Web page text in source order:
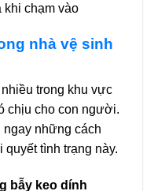
khi chạm vào
nhà vệ sinh
trong khu vực
chịu cho con người.
ngay những cách
tình trạng này.
bẫy keo dính